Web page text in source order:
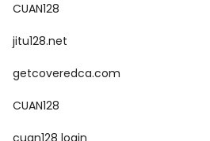
CUAN128
jitu128.net
getcoveredca.com
CUAN128